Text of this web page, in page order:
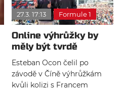
Michaela Schumachera.
Když se mluví o Mercedesu,
většina lidí si za jeho
volantem představí Lewise
Hamiltona. Pamatujete si
však třeba Vettela v BMW-
Sauberu nebo Mansella v
McLarenu?
27.3. 17:13 Formule 1
Online výhrůžky by
měly být tvrdě
potrestány, apeluje
Ocon
Esteban Ocon čelil po
závodě v Číně výhrůžkám
kvůli kolizi s Francem